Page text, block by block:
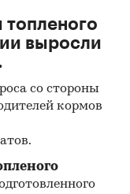
топленого
выросли
со стороны
кормов